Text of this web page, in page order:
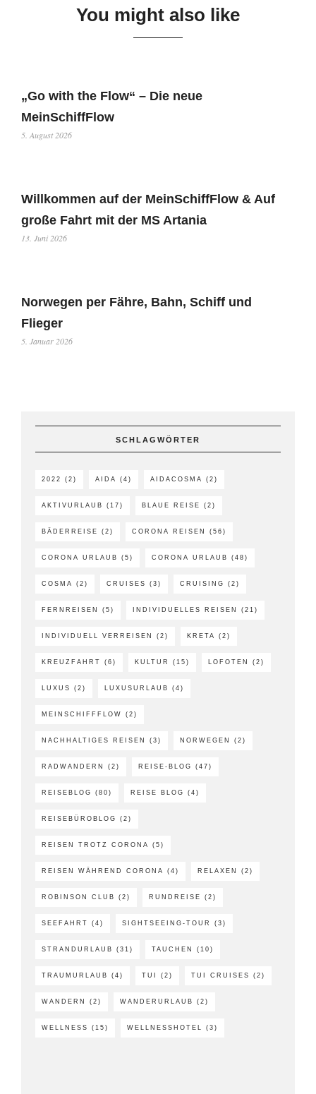
You might also like
„Go with the Flow“ – Die neue
MeinSchiffFlow
5. August 2026
Willkommen auf der MeinSchiffFlow & Auf
große Fahrt mit der MS Artania
13. Juni 2026
Norwegen per Fähre, Bahn, Schiff und
Flieger
5. Januar 2026
SCHLAGWÖRTER
2022 (2) AIDA (4) AIDACOSMA (2)
AKTIVURLAUB (17) BLAUE REISE (2)
BÄDERREISE (2) CORONA REISEN (56)
CORONA URLAUB (5) CORONA URLAUB (48)
COSMA (2) CRUISES (3) CRUISING (2)
FERNREISEN (5) INDIVIDUELLES REISEN (21)
INDIVIDUELL VERREISEN (2) KRETA (2)
KREUZFAHRT (6) KULTUR (15) LOFOTEN (2)
LUXUS (2) LUXUSURLAUB (4)
MEINSCHIFFFLOW (2)
NACHHALTIGES REISEN (3) NORWEGEN (2)
RADWANDERN (2) REISE-BLOG (47)
REISEBLOG (80) REISE BLOG (4)
REISEBÜROBLOG (2)
REISEN TROTZ CORONA (5)
REISEN WÄHREND CORONA (4) RELAXEN (2)
ROBINSON CLUB (2) RUNDREISE (2)
SEEFAHRT (4) SIGHTSEEING-TOUR (3)
STRANDURLAUB (31) TAUCHEN (10)
TRAUMURLAUB (4) TUI (2) TUI CRUISES (2)
WANDERN (2) WANDERURLAUB (2)
WELLNESS (15) WELLNESSHOTEL (3)